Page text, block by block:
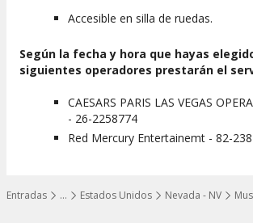
…
Mostrar todos los niveles
Entradas Estados Unidos Nevada - NV
Accesible en silla de ruedas.
Según la fecha y hora que hayas
siguientes operadores prestarán el
CAESARS PARIS LAS VEGAS
- 26-2258774
Red Mercury Entertainemt - 82-